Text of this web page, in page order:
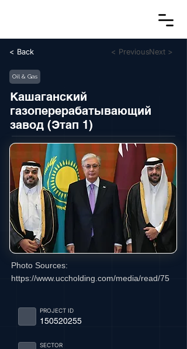
< Back < PreviousNext >
Oil & Gas
Кашаганский
газоперерабатывающий
завод (Этап 1)
Photo Sources:
https://www.uccholding.com/media/read/75
150520255
PROJECT ID
SECTOR